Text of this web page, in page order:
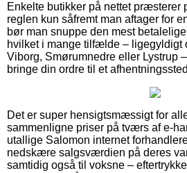
Enkelte butikker på nettet præsterer
reglen kun såfremt man aftager for
bør man snuppe den mest
hvilket i mange tilfælde – ligegyldigt
Viborg, Smørumnedre eller Lystrup
bringe din ordre til et
Det er super hensigtsmæssigt for
sammenligne priser på tværs af e-
utallige Salomon internet
nedskære salgsværdien på deres
samtidig også til voksne –